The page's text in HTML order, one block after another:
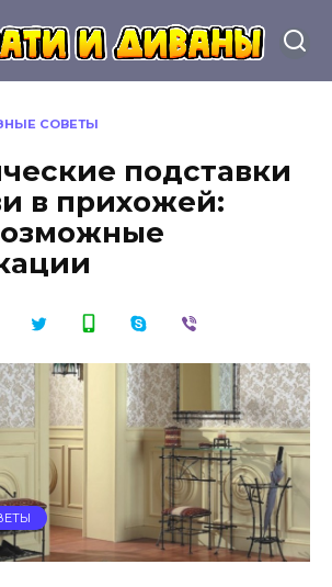
СОВЕТЫ
подставки
в прихожей: